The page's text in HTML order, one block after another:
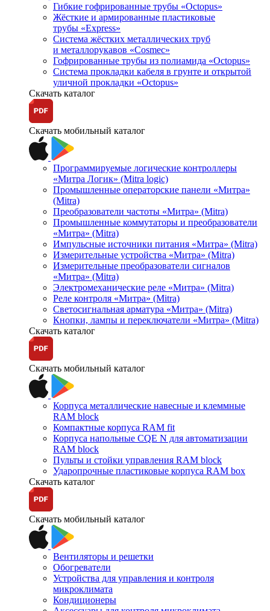
Гибкие гофрированные трубы «Octopus»
Жёсткие и армированные пластиковые
трубы «Express»
Система жёстких металлических труб
и металлорукавов «Cosmec»
Гофрированные трубы из полиамида «Octopus»
Система прокладки кабеля в грунте и открытой
уличной прокладки «Octopus»
Скачать каталог
Скачать мобильный каталог
Программируемые логические контроллеры
«Митра Логик» (Mitra logic)
Промышленные операторские панели «Митра»
(Mitra)
Преобразователи частоты «Митра» (Mitra)
Промышленные коммутаторы и преобразователи
«Митра» (Mitra)
Импульсные источники питания «Митра» (Mitra)
Измерительные устройства «Митра» (Mitra)
Измерительные преобразователи сигналов
«Митра» (Mitra)
Электромеханические реле «Митра» (Mitra)
Реле контроля «Митра» (Mitra)
Светосигнальная арматура «Митра» (Mitra)
Кнопки, лампы и переключатели «Митра» (Mitra)
Скачать каталог
Скачать мобильный каталог
Корпуса металлические навесные и клеммные
RAM block
Компактные корпуса RAM fit
Корпуса напольные CQE N для автоматизации
RAM block
Пульты и стойки управления RAM block
Ударопрочные пластиковые корпуса RAM box
Скачать каталог
Скачать мобильный каталог
Вентиляторы и решетки
Обогреватели
Устройства для управления и контроля
микроклимата
Кондиционеры